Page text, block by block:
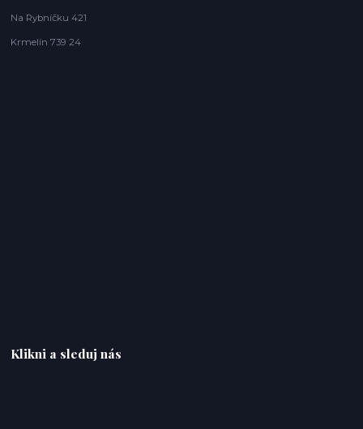
Na Rybníčku 421
Krmelín 739 24
Klikni a sleduj nás